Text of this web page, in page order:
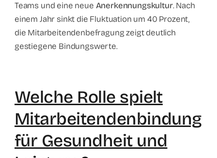
Teams und eine neue Anerkennungskultur. Nach
einem Jahr sinkt die Fluktuation um 40 Prozent,
die Mitarbeitendenbefragung zeigt deutlich
gestiegene Bindungswerte.
Welche Rolle spielt
Mitarbeitendenbindung
für Gesundheit und